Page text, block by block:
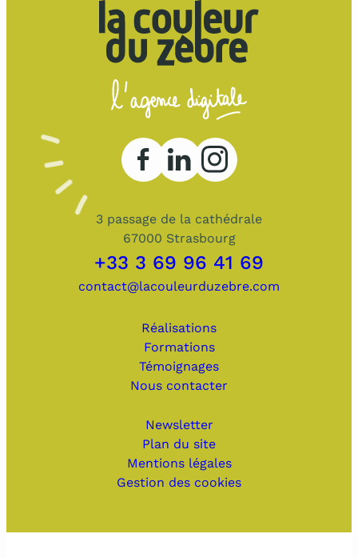
3 passage de la cathédrale
67000 Strasbourg
+33 3 69 96 41 69
contact@lacouleurduzebre.com
Réalisations
Formations
Témoignages
Nous contacter
Newsletter
Plan du site
Mentions légales
Gestion des cookies